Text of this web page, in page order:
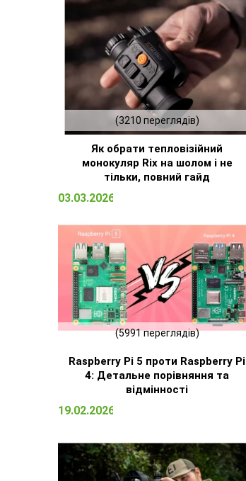
(3210 переглядів)
Як обрати тепловізійний
монокуляр Rix на шолом і не
тільки, повний гайд
03.03.2026 15:09
(5991 переглядів)
Raspberry Pi 5 проти Raspberry Pi
4: Детальне порівняння та
відмінності
19.02.2026 13:13